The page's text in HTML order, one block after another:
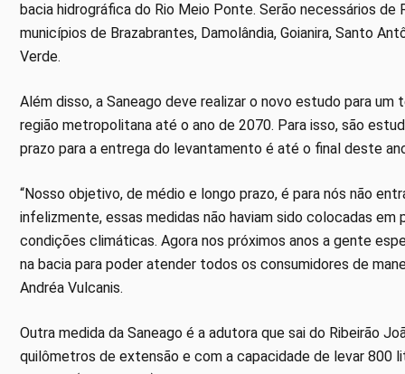
bacia hidrográfica do Rio Meio Ponte. Serão necessários
municípios de Brazabrantes, Damolândia, Goianira, Santo
Verde.
Além disso, a Saneago deve realizar o novo estudo para
região metropolitana até o ano de 2070. Para isso, são
prazo para a entrega do levantamento é até o final deste
“Nosso objetivo, de médio e longo prazo, é para nós não
infelizmente, essas medidas não haviam sido colocadas
condições climáticas. Agora nos próximos anos a gente
na bacia para poder atender todos os consumidores de
Andréa Vulcanis.
Outra medida da Saneago é a adutora que sai do Ribeirão
quilômetros de extensão e com a capacidade de levar 800